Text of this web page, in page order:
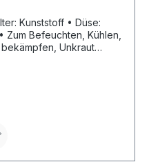
• Düse:
Unkraut